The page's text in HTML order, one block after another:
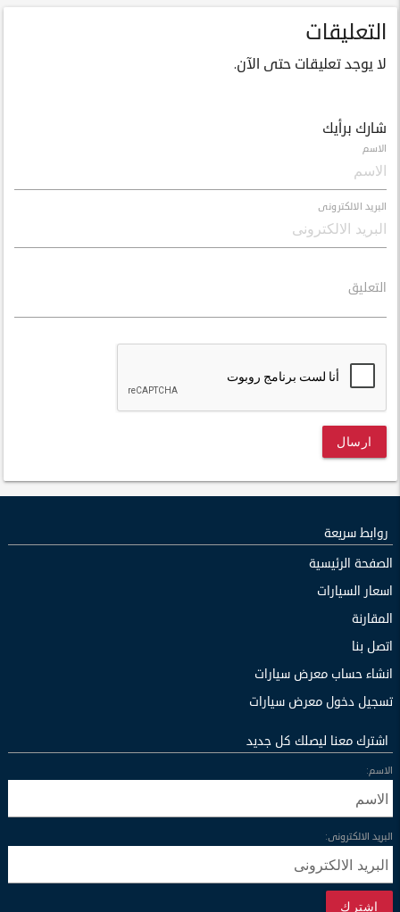
التعليقات
لا يوجد تعليقات حتى الآن.
شارك برأيك
الاسم
البريد الالكترونى
التعليق
ارسال
روابط سريعة
الصفحة الرئيسية
اسعار السيارات
المقارنة
اتصل بنا
انشاء حساب معرض سيارات
تسجيل دخول معرض سيارات
اشترك معنا ليصلك كل جديد
الاسم:
البريد الالكترونى:
اشترك